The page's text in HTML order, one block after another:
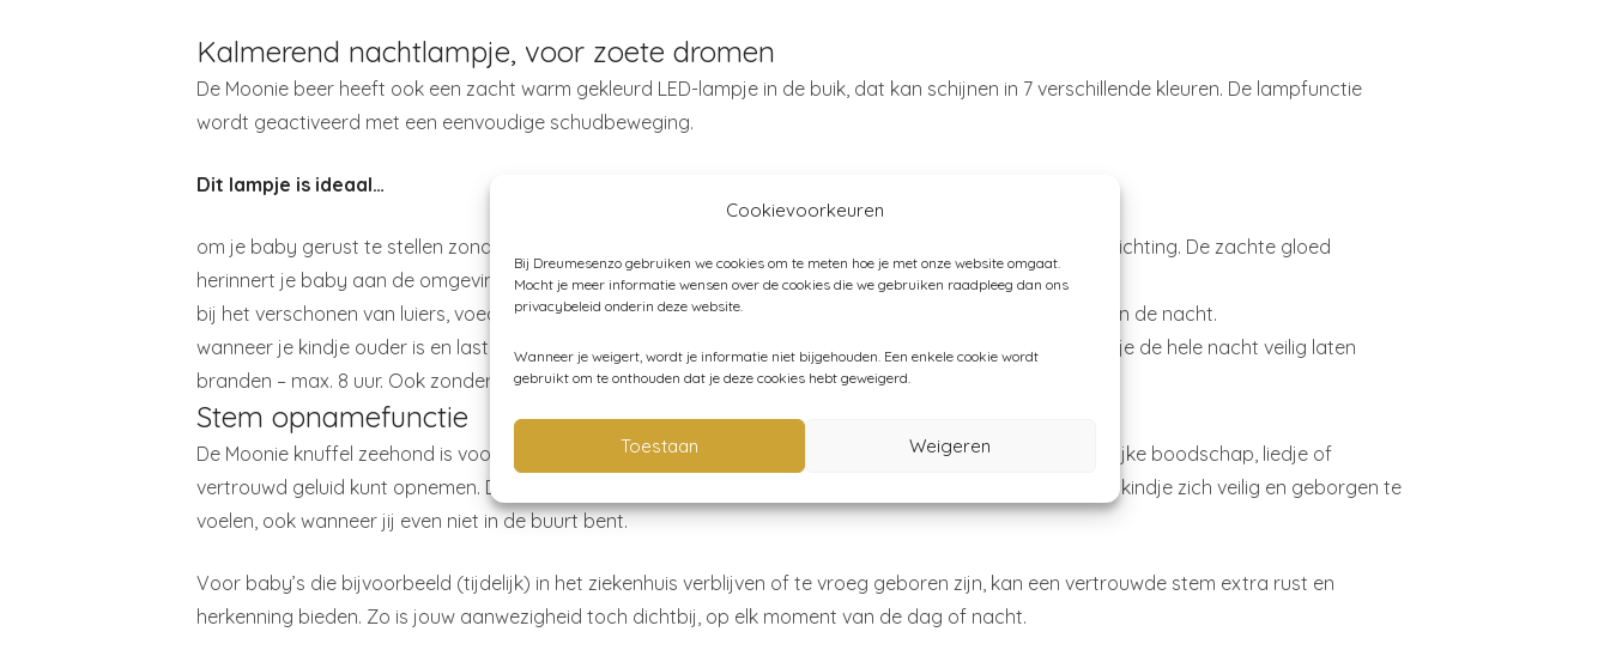
Cookievoorkeuren
Bij Dreumesenzo gebruiken we cookies om te meten hoe je met onze website omgaat.
Mocht je meer informatie wensen over de cookies die we gebruiken raadpleeg dan ons
privacybeleid onderin deze website.
Wanneer je weigert, wordt je informatie niet bijgehouden. Een enkele cookie wordt
gebruikt om te onthouden dat je deze cookies hebt geweigerd.
Toestaan Weigeren
Kalmerend nachtlampje, voor zoete dromen
De Moonie beer heeft ook een zacht warm gekleurd LED-lampje in de buik, dat kan schijnen in 7 verschillende kleuren. De lampfunctie
wordt geactiveerd met een eenvoudige schudbeweging.
Dit lampje is ideaal…
om je baby gerust te stellen zonder de slaap te verstoren door de subtiele gloed en pulserende sfeerverlichting. De zachte gloed
herinnert je baby aan de omgeving in de baarmoeder.
bij het verschonen van luiers, voeden en voor het vinden van het speentje als je baby die kwijt is geraakt in de nacht.
wanneer je kindje ouder is en last heeft van nachtmerries of bang is in het donker. Je kunt het nachtlampje de hele nacht veilig laten
branden – max. 8 uur. Ook zonder het roze ruis geluid af te spelen.
Stem opnamefunctie
De Moonie knuffel zeehond is voorzien van een stemopnamefunctie waarmee je eenvoudig een persoonlijke boodschap, liedje of
vertrouwd geluid kunt opnemen. Denk aan jouw stem, een verhaaltje of een rustig slaapliedje. Dit helpt je kindje zich veilig en geborgen te
voelen, ook wanneer jij even niet in de buurt bent.
Voor baby’s die bijvoorbeeld (tijdelijk) in het ziekenhuis verblijven of te vroeg geboren zijn, kan een vertrouwde stem extra rust en
herkenning bieden. Zo is jouw aanwezigheid toch dichtbij, op elk moment van de dag of nacht.